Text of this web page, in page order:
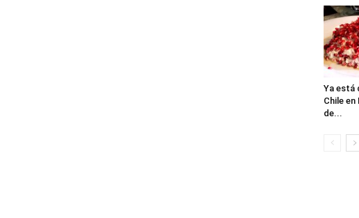
Ya está
Chile en
de...